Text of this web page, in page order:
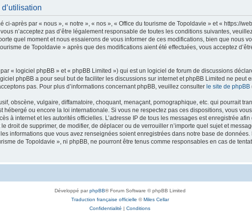
ci-après par « nous », « notre », « nos », « Office du tourisme de Topoldavie » et « https://
n’acceptez pas d’être légalement responsable de toutes les conditions suivantes,
quel moment et nous essaierons de vous informer de ces modifications, bien que nous
de Topoldavie » après que des modifications aient été effectuées, vous acceptez
« logiciel phpBB » et « phpBB Limited ») qui est un logiciel de forum de discussions
phpBB a pour seul but de faciliter les discussions sur internet et phpBB Limited ne peut
pas. Pour plus d’informations concernant phpBB, veuillez consulter le site de phpBB
obscène, vulgaire, diffamatoire, choquant, menaçant, pornographique, etc. qui pourrait
hébergé ou encore la loi internationale. Si vous ne respectez pas ces dispositions, vous
à internet et les autorités officielles. L’adresse IP de tous les messages est enregistrée
droit de supprimer, de modifier, de déplacer ou de verrouiller n’importe quel sujet et
informations que vous avez renseignées soient enregistrées dans notre base de
de Topoldavie », ni phpBB, ne pourront être tenus comme responsables en cas de
Développé parphpBB® Forum Software © phpBB Limited
Traduction française officielle ©Miles Cellar
Confidentialité | Conditions